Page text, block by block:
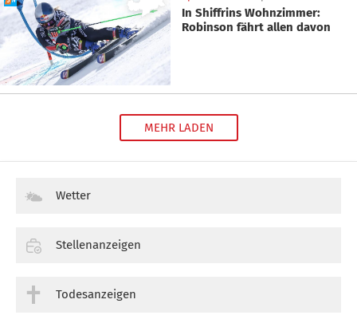
In Shiffrins Wohnzimmer:
Robinson fährt allen davon
MEHR LADEN
Wetter
Stellenanzeigen
Todesanzeigen